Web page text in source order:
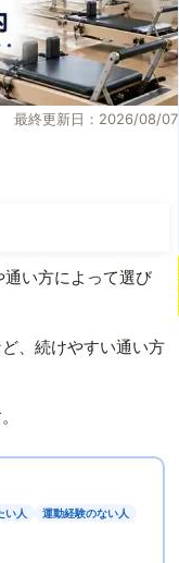
最終更新日：2026/08/07
い方によって選び
ど、続けやすい通い方
い人 運動経験のない人